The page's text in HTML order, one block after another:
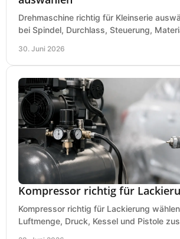
Drehmaschine richtig für Kleinserie
bei Spindel, Durchlass, Steuerung,
30. Juni 2026
Kompressor richtig für
Kompressor richtig für Lackierung
Luftmenge, Druck, Kessel und Pistole